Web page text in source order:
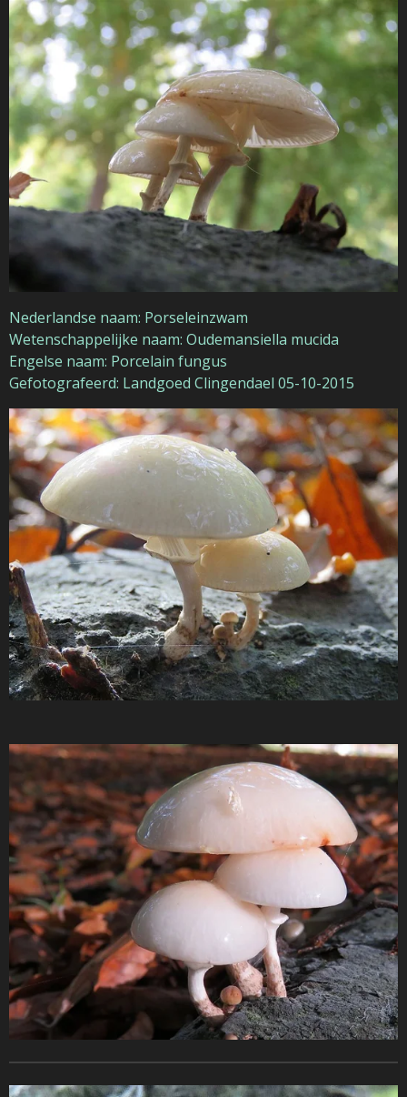
Nederlandse naam: Porseleinzwam
Wetenschappelijke naam: Oudemansiella mucida
Engelse naam: Porcelain fungus
Gefotografeerd: Landgoed Clingendael 05-10-2015